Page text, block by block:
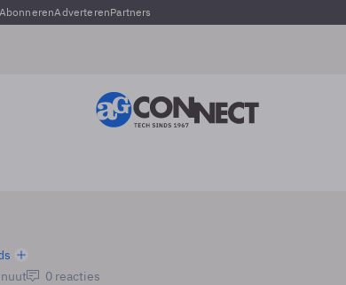
AbonnerenAdverterenPartners
0 reacties